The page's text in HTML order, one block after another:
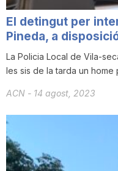
El detingut per
Pineda, a
La Policia Local de Vila-
les sis de la tarda un
ACN - 14 agost, 2023